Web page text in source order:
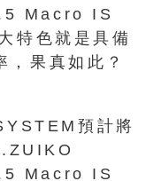
Macro IS
特色就是具備
，果真如此？
預計將
Macro IS